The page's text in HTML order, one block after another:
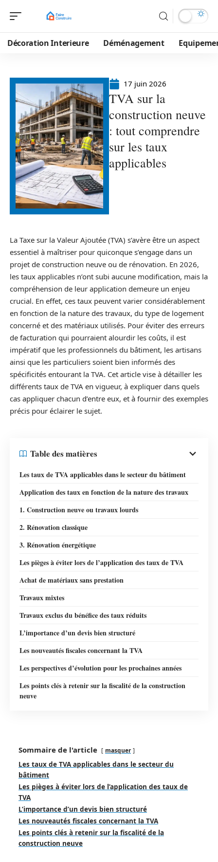
Décoration Interieure Déménagement
17 juin 2026
TVA sur la
construction neuve
: tout comprendre
sur les taux
applicables
La Taxe sur la Valeur Ajoutée (TVA) s’avère être un aspect
essentiel à maîtriser pour quiconque s’engage dans un
projet de construction neuve ou de rénovation. En 2026,
les taux applicables n’ont subi aucune modification, mais la
compréhension de leur application demeure un enjeu
crucial. En effet, ces taux peuvent varier considérablement
en fonction de la nature des travaux, du type de logement
concerné et des matériaux utilisés. Pour éviter des erreurs
de facturation qui pourraient alourdir les coûts, il est
impératif que les professionnels du bâtiment, les artisans
ainsi que les particuliers soient bien informés des
spécificités entourant la TVA. Cet article vise à détailler les
différents taux de TVA en vigueur, à expliquer dans quels
cas appliquer chacun d’entre eux, et à fournir des exemples
précis pour éclairer le sujet.
Table des matières
Les taux de TVA applicables dans le secteur du bâtiment
Application des taux en fonction de la nature des travaux
1. Construction neuve ou travaux lourds
2. Rénovation classique
3. Rénovation énergétique
Les pièges à éviter lors de l’application des taux de TVA
Achat de matériaux sans prestation
Travaux mixtes
Travaux exclus du bénéfice des taux réduits
L’importance d’un devis bien structuré
Les nouveautés fiscales concernant la TVA
Les perspectives d’évolution pour les prochaines années
Les points clés à retenir sur la fiscalité de la construction
neuve
Sommaire de l'article masquer
Les taux de TVA applicables dans le secteur du
bâtiment
Les pièges à éviter lors de l’application des taux de
TVA
L’importance d’un devis bien structuré
Les nouveautés fiscales concernant la TVA
Les points clés à retenir sur la fiscalité de la
construction neuve